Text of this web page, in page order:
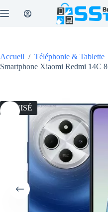
au
Accueil / Téléphonie & Tablette
Smartphone Xiaomi Redmi 14C
ÉPUISÉ